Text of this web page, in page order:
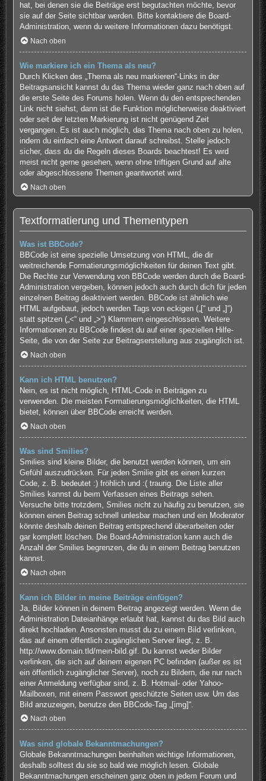
hat, bei denen sie die Beiträge erst begutachten möchte, bevor
sie auf der Seite sichtbar werden. Bitte kontaktiere die Board-
Administration, wenn du weitere Informationen dazu benötigst.
Nach oben
Wie markiere ich ein Thema als neu?
Durch Klicken des „Thema als neu markieren“-Links in der
Beitragsansicht kannst du das Thema wieder ganz nach oben auf
die erste Seite des Forums holen. Wenn du den entsprechenden
Link nicht siehst, dann ist die Funktion möglicherweise deaktiviert
oder seit der letzten Markierung ist nicht genügend Zeit
vergangen. Es ist auch möglich, das Thema nach oben zu holen,
indem du einfach eine Antwort darauf schreibst. Stelle jedoch
sicher, dass du die Regeln dieses Boards beachtest! Es wird
meist nicht gerne gesehen, wenn ohne triftigen Grund auf alte
oder abgeschlossene Themen geantwortet wird.
Nach oben
Textformatierung und Thementypen
Was ist BBCode?
BBCode ist eine spezielle Umsetzung von HTML, die dir
weitreichende Formatierungsmöglichkeiten für deinen Text gibt.
Die Rechte zur Verwendung von BBCode werden durch die Board-
Administration vergeben, können jedoch auch durch dich für jeden
einzelnen Beitrag deaktiviert werden. BBCode ist ähnlich wie
HTML aufgebaut, jedoch werden Tags von eckigen („[“ und „]“)
statt spitzen („<“ und „>“) Klammern eingeschlossen. Weitere
Informationen zu BBCode findest du auf einer speziellen Hilfe-
Seite, die von der Seite zur Beitragserstellung aus zugänglich ist.
Nach oben
Kann ich HTML benutzen?
Nein, es ist nicht möglich, HTML-Code in Beiträgen zu
verwenden. Die meisten Formatierungsmöglichkeiten, die HTML
bietet, können über BBCode erreicht werden.
Nach oben
Was sind Smilies?
Smilies sind kleine Bilder, die benutzt werden können, um ein
Gefühl auszudrücken. Für jeden Smilie gibt es einen kurzen
Code, z. B. bedeutet :) fröhlich und :( traurig. Die Liste aller
Smilies kannst du beim Verfassen eines Beitrags sehen.
Versuche bitte trotzdem, Smilies nicht zu häufig zu benutzen, sie
können einen Beitrag schnell unlesbar machen und ein Moderator
könnte deshalb deinen Beitrag entsprechend überarbeiten oder
gar komplett löschen. Die Board-Administration kann auch die
Anzahl der Smilies begrenzen, die du in einem Beitrag benutzen
kannst.
Nach oben
Kann ich Bilder in meine Beiträge einfügen?
Ja, Bilder können in deinem Beitrag angezeigt werden. Wenn die
Administration Dateianhänge erlaubt hat, kannst du das Bild auch
direkt hochladen. Ansonsten musst du zu einem Bild verlinken,
das auf einem öffentlich zugänglichen Server liegt, z. B.
http://www.domain.tld/mein-bild.gif. Du kannst weder Bilder
verlinken, die sich auf deinem eigenen PC befinden (außer es ist
ein öffentlich zugänglicher Server), noch zu Bildern, die nur nach
einer Anmeldung verfügbar sind, z. B. Hotmail- oder Yahoo-
Mailboxen, mit einem Passwort geschützte Seiten usw. Um das
Bild anzuzeigen, benutze den BBCode-Tag „[img]“.
Nach oben
Was sind globale Bekanntmachungen?
Globale Bekanntmachungen beinhalten wichtige Informationen,
deshalb solltest du sie so bald wie möglich lesen. Globale
Bekanntmachungen erscheinen ganz oben in jedem Forum und